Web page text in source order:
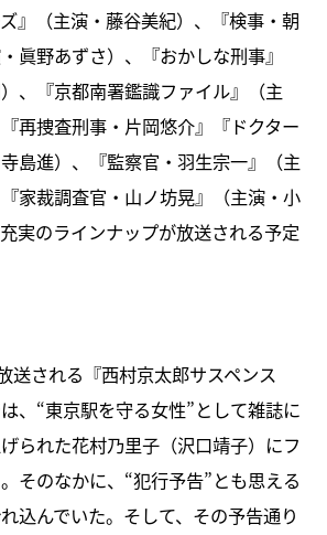
』（主演・藤谷美紀）、『検事・朝
眞野あずさ）、『おかしな刑事』
）、『京都南署鑑識ファイル』（主
再捜査刑事・片岡悠介』『ドクター
島進）、『監察官・羽生宗一』（主
家裁調査官・山ノ坊晃』（主演・小
実のラインナップが放送される予定
送される『西村京太郎サスペンス
、“東京駅を守る女性”として雑誌に
られた花村乃里子（沢口靖子）にフ
そのなかに、“犯行予告”とも思える
込んでいた。そして、その予告通り